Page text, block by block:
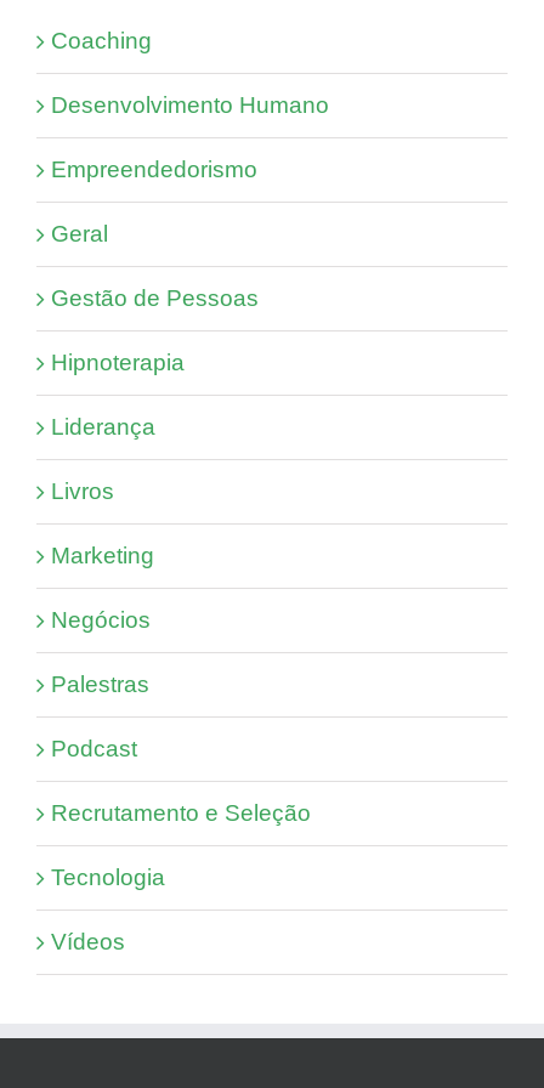
Coaching
Desenvolvimento Humano
Empreendedorismo
Geral
Gestão de Pessoas
Hipnoterapia
Liderança
Livros
Marketing
Negócios
Palestras
Podcast
Recrutamento e Seleção
Tecnologia
Vídeos